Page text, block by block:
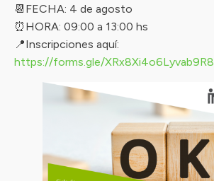
📆FECHA: 4 de agosto
⏰HORA: 09:00 a 13:00 hs
📍Inscripciones aquí:
https://forms.gle/XRx8Xi4o6Lyvab9R8